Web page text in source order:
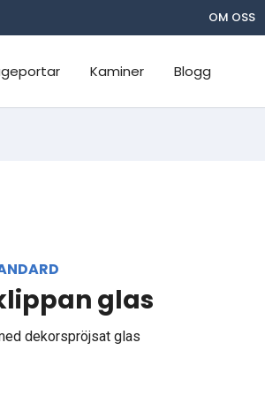
OM OSS
Kaminer Blogg
glas
dekorspröjsat glas